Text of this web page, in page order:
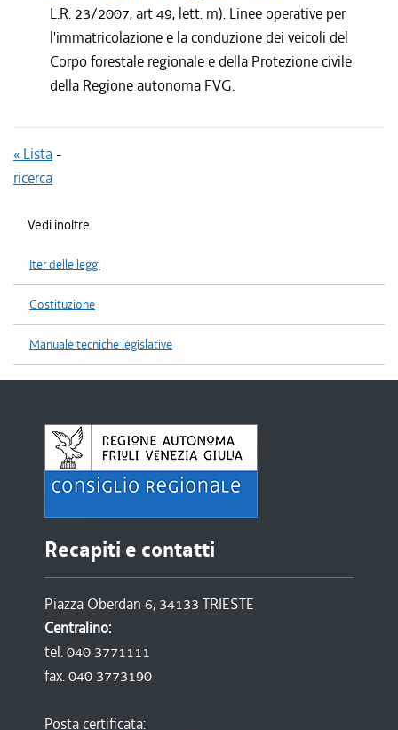
L.R. 23/2007, art 49, lett. m). Linee operative per
l'immatricolazione e la conduzione dei veicoli del
Corpo forestale regionale e della Protezione civile
della Regione autonoma FVG.
« Lista-
ricerca
Vedi inoltre
Iter delle leggi
Costituzione
Manuale tecniche legislative
Recapiti e contatti
Piazza Oberdan 6, 34133 TRIESTE
Centralino:
tel. 040 3771111
fax. 040 3773190
Posta certificata: